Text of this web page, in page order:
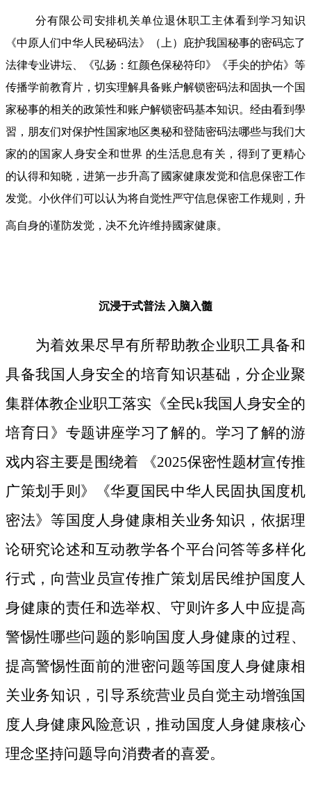
分有限公司安排机关单位退休职工主体看到学习知识
《中原人们中华人民秘码法》（上）庇护我国秘事的密码忘了
法律专业讲坛、《弘扬：红颜色保秘符印》《手尖的护佑》等
传播学前教育片，切实理解具备账户解锁密码法和固执一个国
家秘事的相关的政策性和账户解锁密码基本知识。经由看到學
習，朋友们对保护性国家地区奥秘和登陆密码法哪些与我们大
家的的国家人身安全和世界 的生活息息有关，得到了更精心
的认得和知晓，进第一步升高了國家健康发觉和信息保密工作
发觉。小伙伴们可以认为将自觉性严守信息保密工作规则，升
高自身的谨防发觉，决不允许维持國家健康。
沉浸于式普法 入脑入髓
为着效果尽早有所帮助教企业职工具备和
具备我国人身安全的培育知识基础，分企业聚
集群体教企业职工落实《全民k我国人身安全的
培育日》专题讲座学习了解的。学习了解的游
戏内容主要是围绕着 《2025保密性题材宣传推
广策划手则》《华夏国民中华人民固执国度机
密法》等国度人身健康相关业务知识，依据理
论研究论述和互动教学各个平台问答等多样化
行式，向营业员宣传推广策划居民维护国度人
身健康的责任和选举权、守则许多人中应提高
警惕性哪些问题的影响国度人身健康的过程、
提高警惕性面前的泄密问题等国度人身健康相
关业务知识，引导系统营业员自觉主动增強国
度人身健康风险意识，推动国度人身健康核心
理念坚持问题导向消费者的喜爱。